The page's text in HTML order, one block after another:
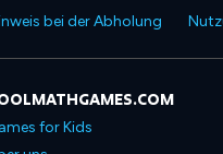
bei der Abholung
for Kids